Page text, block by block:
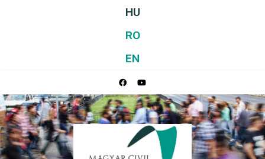
HU
RO
EN